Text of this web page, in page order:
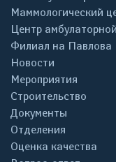
Маммологический
Центр
Филиал на Павлова
Новости
Мероприятия
Строительство
Документы
Отделения
Оценка качества